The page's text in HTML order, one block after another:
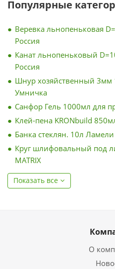
Популярные
Веревка льнопеньковая
Россия
Канат льнопеньковый
Россия
Шнур хозяйственный 3мм
Умничка
Санфор Гель 1000мл для
Клей-пена KRONbuild
Банка стеклян. 10л
Круг шлифовальный под
MATRIX
Показать все
О